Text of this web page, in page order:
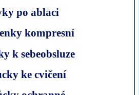
po ablaci
kompresní
k sebeobsluze
ke cvičení